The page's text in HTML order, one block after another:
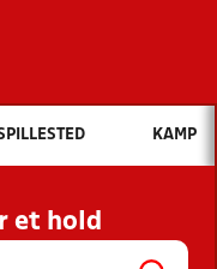
vil du søge efter?
OG NYHEDER
KLUBBER OG
KAMP
et hold